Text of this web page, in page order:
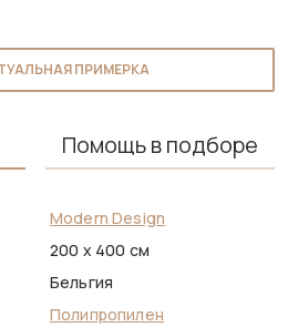
ПРИМЕРКА
Помощь в подборе
Modern Design
200 x 400 см
Бельгия
Полипропилен